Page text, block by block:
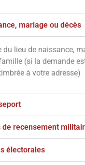
mariage ou décès
du lieu de naissance,
(si la demande
à votre adresse)
de recensement
électorales